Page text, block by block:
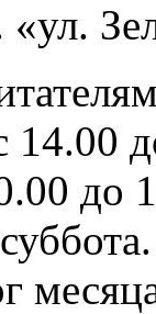
14.00
до